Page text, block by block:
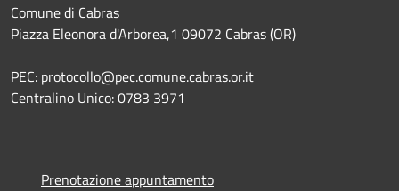
Comune di Cabras
Piazza Eleonora d'Arborea,1 09072 Cabras (OR)
PEC: protocollo@pec.comune.cabras.or.it
Centralino Unico: 0783 3971
Prenotazione appuntamento